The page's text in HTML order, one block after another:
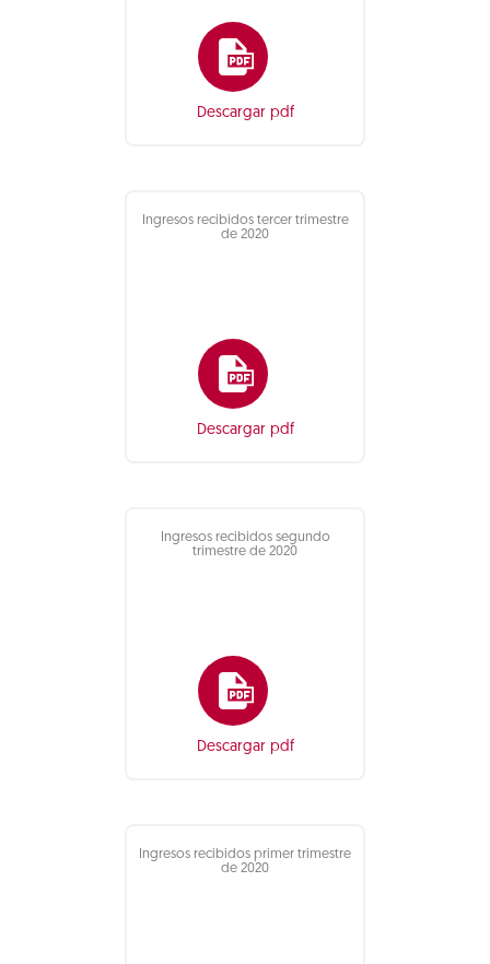
Descargar pdf
Ingresos recibidos tercer trimestre
de 2020
Descargar pdf
Ingresos recibidos segundo
trimestre de 2020
Descargar pdf
Ingresos recibidos primer trimestre
de 2020